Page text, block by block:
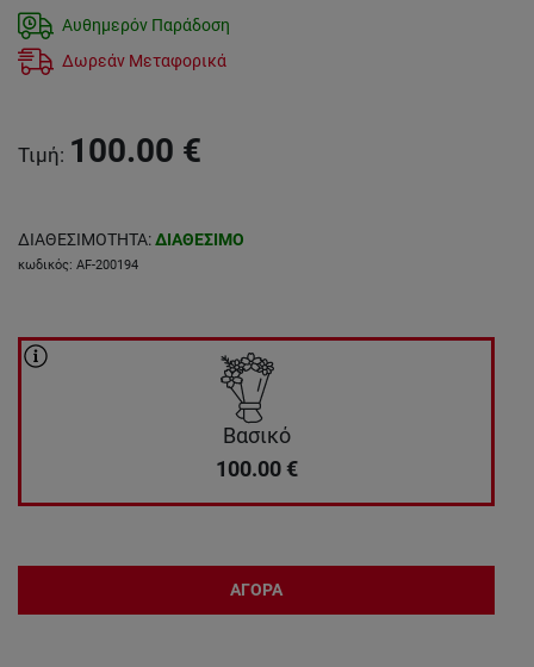
Αυθημερόν Παράδοση
Δωρεάν Μεταφορικά
Τιμή: 100.00 €
ΔΙΑΘΕΣΙΜΟΤΗΤΑ:ΔΙΑΘΕΣΙΜΟ
κωδικός: AF-200194
Βασικό
100.00 €
ΑΓΟΡΑ